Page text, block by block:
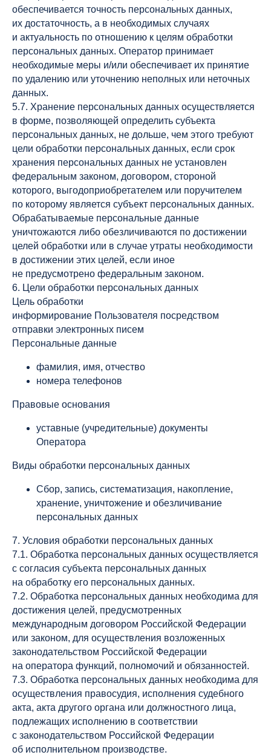
обеспечивается точность персональных данных,
их достаточность, а в необходимых случаях
и актуальность по отношению к целям обработки
персональных данных. Оператор принимает
необходимые меры и/или обеспечивает их принятие
по удалению или уточнению неполных или неточных
данных.
5.7. Хранение персональных данных осуществляется
в форме, позволяющей определить субъекта
персональных данных, не дольше, чем этого требуют
цели обработки персональных данных, если срок
хранения персональных данных не установлен
федеральным законом, договором, стороной
которого, выгодоприобретателем или поручителем
по которому является субъект персональных данных.
Обрабатываемые персональные данные
уничтожаются либо обезличиваются по достижении
целей обработки или в случае утраты необходимости
в достижении этих целей, если иное
не предусмотрено федеральным законом.
6. Цели обработки персональных данных
Цель обработки
информирование Пользователя посредством
отправки электронных писем
Персональные данные
фамилия, имя, отчество
номера телефонов
Правовые основания
уставные (учредительные) документы
Оператора
Виды обработки персональных данных
Сбор, запись, систематизация, накопление,
хранение, уничтожение и обезличивание
персональных данных
7. Условия обработки персональных данных
7.1. Обработка персональных данных осуществляется
с согласия субъекта персональных данных
на обработку его персональных данных.
7.2. Обработка персональных данных необходима для
достижения целей, предусмотренных
международным договором Российской Федерации
или законом, для осуществления возложенных
законодательством Российской Федерации
на оператора функций, полномочий и обязанностей.
7.3. Обработка персональных данных необходима для
осуществления правосудия, исполнения судебного
акта, акта другого органа или должностного лица,
подлежащих исполнению в соответствии
с законодательством Российской Федерации
об исполнительном производстве.